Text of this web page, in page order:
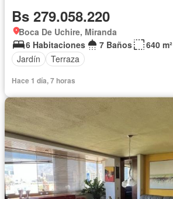
Bs 279.058.220
Boca De Uchire, Miranda
6 Habitaciones
7 Baños
640 m²
Jardín
Terraza
Hace 1 día, 7 horas